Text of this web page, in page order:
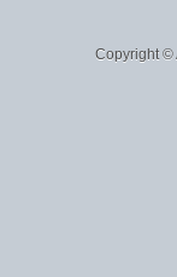
Copyright ©